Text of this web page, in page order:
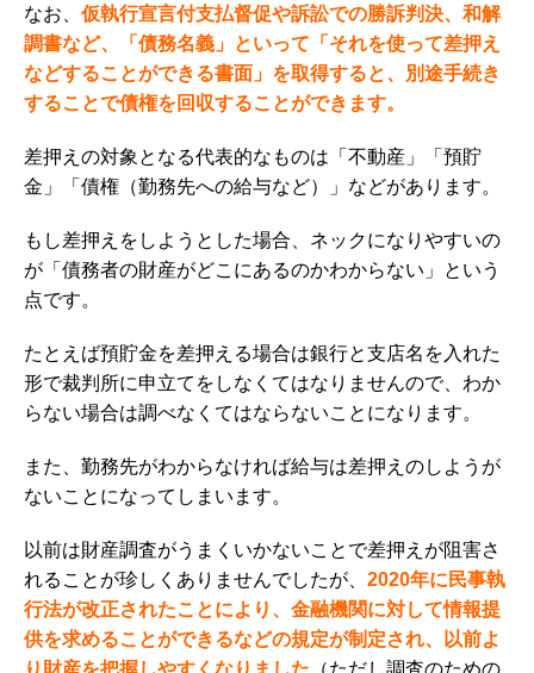
なお、 仮執行宣言付支払督促や訴訟での勝訴判決、和解
調書など、
「債務名義」といって「それを使って差押え
などすることができる書面」を取得すると、別途手続き
することで債権を回収することができます。
差押えの対象となる代表的なものは「不動産」「預貯
金」「債権（勤務先への給与など）」などがあります。
もし差押えをしようとした場合、ネックになりやすいの
が「債務者の財産がどこにあるのかわからない」という
点です。
たとえば預貯金を差押える場合は銀行と支店名を入れた
形で裁判所に申立てをしなくてはなりませんので、わか
らない場合は調べなくてはならないことになります。
また、勤務先がわからなければ給与は差押えのしようが
ないことになってしまいます。
以前は財産調査がうまくいかないことで差押えが阻害さ
れることが珍しくありませんでしたが、 2020年に民事執
行法が改正されたことにより、金融機関に対して情報提
供を求めることができるなどの規定が制定され、以前よ
り財産を把握しやすくなりました （ただし調査のための